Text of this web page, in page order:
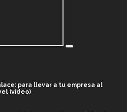
para llevar a tu empresa al
(video)